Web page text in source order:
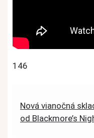
146
Post
navigation
Nová vianočná
od Blackmore’s